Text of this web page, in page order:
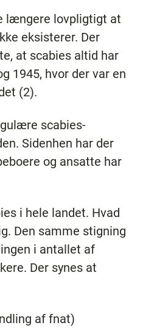
længere lovpligtigt at
eksisterer. Der
at scabies altid har
1945, hvor der var en
(2).
scabies-
Sidenhen har der
og ansatte har
i hele landet. Hvad
Den samme stigning
i antallet af
Der synes at
af fnat)